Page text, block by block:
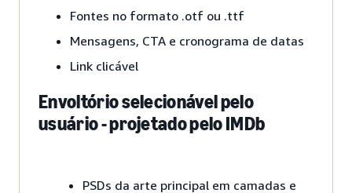
Fontes no formato .otf ou .ttf
Mensagens, CTA e cronograma de datas
Link clicável
Envoltório selecionável pelo
usuário - projetado pelo IMDb
PSDs da arte principal em camadas e